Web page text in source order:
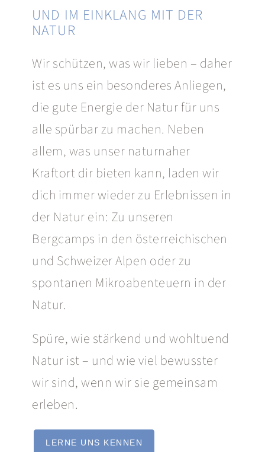
UND IM EINKLANG MIT DER
NATUR
Wir schützen, was wir lieben – daher
ist es uns ein besonderes Anliegen,
die gute Energie der Natur für uns
alle spürbar zu machen. Neben
allem, was unser naturnaher
Kraftort dir bieten kann, laden wir
dich immer wieder zu Erlebnissen in
der Natur ein: Zu unseren
Bergcamps in den österreichischen
und Schweizer Alpen oder zu
spontanen Mikroabenteuern in der
Natur.
Spüre, wie stärkend und wohltuend
Natur ist – und wie viel bewusster
wir sind, wenn wir sie gemeinsam
erleben.
LERNE UNS KENNEN